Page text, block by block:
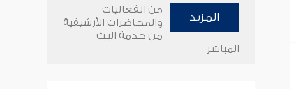
المزيد
من الفعاليات
والمحاضرات الأرشيفية
من خدمة البث
المباشر